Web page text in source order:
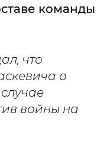
команды
что
о
войны на